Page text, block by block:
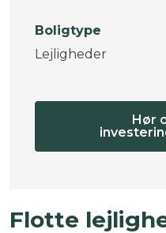
Boligtype
Lejligheder
Hør
Flotte